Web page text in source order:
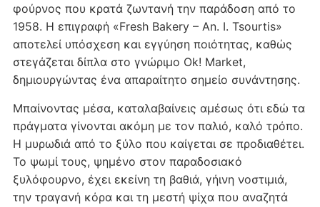
φούρνος που κρατά ζωντανή την παράδοση από το
1958. Η επιγραφή «Fresh Bakery – An. I. Tsourtis»
αποτελεί υπόσχεση και εγγύηση ποιότητας, καθώς
στεγάζεται δίπλα στο γνώριμο Ok! Market,
δημιουργώντας ένα απαραίτητο σημείο συνάντησης.
Μπαίνοντας μέσα, καταλαβαίνεις αμέσως ότι εδώ τα
πράγματα γίνονται ακόμη με τον παλιό, καλό τρόπο.
Η μυρωδιά από το ξύλο που καίγεται σε προδιαθέτει.
Το ψωμί τους, ψημένο στον παραδοσιακό
ξυλόφουρνο, έχει εκείνη τη βαθιά, γήινη νοστιμιά,
την τραγανή κόρα και τη μεστή ψίχα που αναζητά